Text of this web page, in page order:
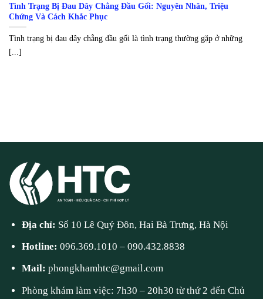
Tình Trạng Bị Đau Dây Chằng Đầu Gối: Nguyên Nhân, Triệu
Chứng Và Cách Khắc Phục
Tình trạng bị đau dây chằng đầu gối là tình trạng thường gặp ở những
[...]
Địa chỉ: Số 10 Lê Quý Đôn, Hai Bà Trưng, Hà Nội
Hotline:096.369.1010 –090.432.8838
Mail:phongkhamhtc@gmail.com
Phòng khám làm việc: 7h30 – 20h30 từ thứ 2 đến Chủ